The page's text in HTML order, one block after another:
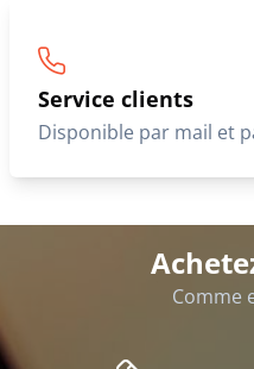
Service clients
Disponible par mail et
Comme